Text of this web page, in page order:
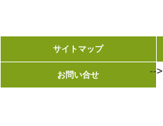
サイトマップ
お問い合せ -->
サイトマップ
お問い合せ -->